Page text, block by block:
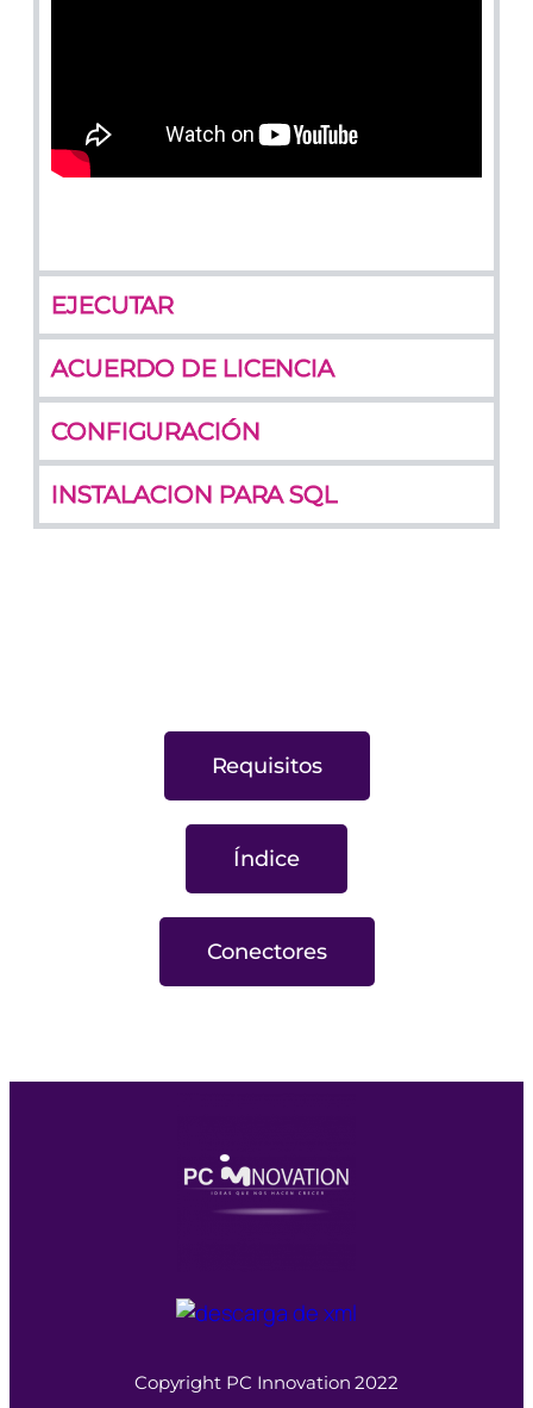
EJECUTAR
ACUERDO DE LICENCIA
CONFIGURACIÓN
INSTALACION PARA SQL
Requisitos
Índice
Conectores
Copyright PC Innovation 2022